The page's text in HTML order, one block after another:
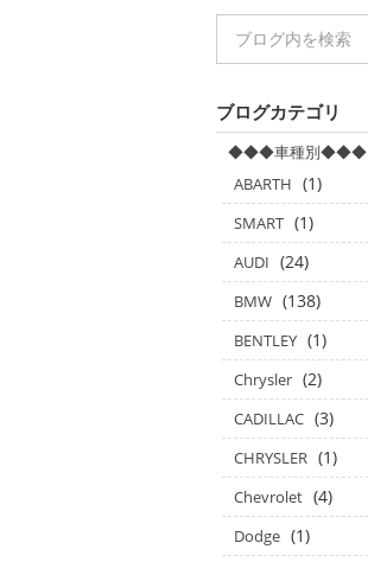
ブログカテゴリ
◆◆◆車種別◆◆◆
ABARTH (1)
SMART (1)
AUDI (24)
BMW (138)
BENTLEY (1)
Chrysler (2)
CADILLAC (3)
CHRYSLER (1)
Chevrolet (4)
Dodge (1)